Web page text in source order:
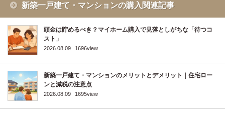
新築一戸建て・マンションの購入関連記事
頭金は貯めるべき？マイホーム購入で見落としがちな「待つコ
スト」
2026.08.09 1696view
新築一戸建て・マンションのメリットとデメリット｜住宅ロー
ンと減税の注意点
2026.08.09 1695view